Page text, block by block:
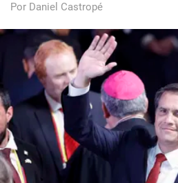
Por Daniel Castropé